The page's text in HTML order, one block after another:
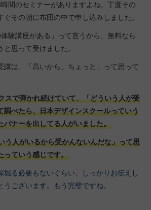
間のセミナーがありますよね。丁度その
ぐその朝に布団の中で申し込みしました。
験講座がある」って言うから、無料なら
思って受けました。
講は、「高いから、ちょっと」って思って
スで弾かれ続けていて、「どういう人が受
調べたら、日本デザインスクールっていう
バナーを出してる人がいました。
う人がいるから受かんないんだな」って思
っていう感じです。
堀る必要もないぐらい、しっかりお伝えし
ございます。もう完璧ですね。